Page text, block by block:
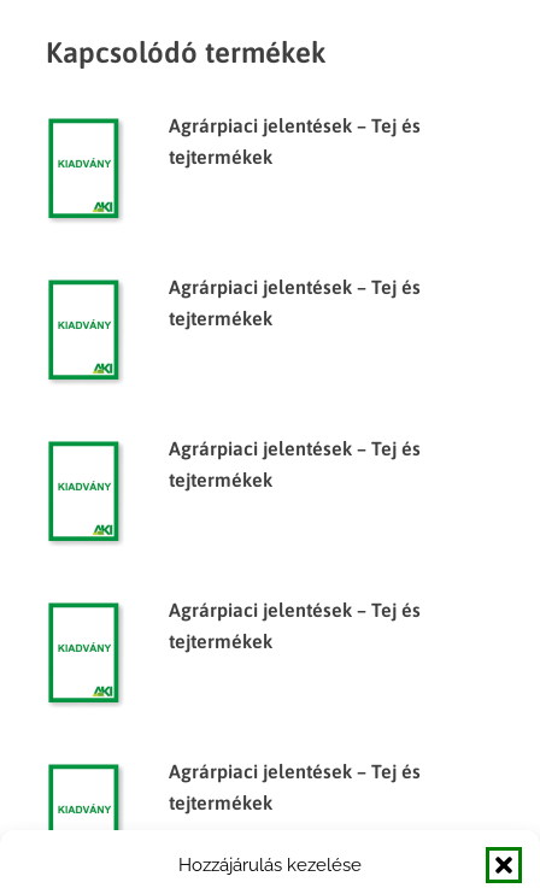
Hozzájárulás kezelése
Kapcsolódó termékek
Agrárpiaci jelentések – Tej és
tejtermékek
Agrárpiaci jelentések – Tej és
tejtermékek
Agrárpiaci jelentések – Tej és
tejtermékek
Agrárpiaci jelentések – Tej és
tejtermékek
Agrárpiaci jelentések – Tej és
tejtermékek